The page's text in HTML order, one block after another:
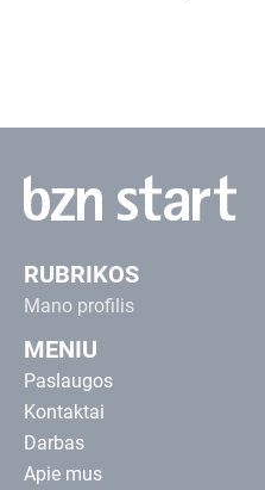
RUBRIKOS
Mano profilis
MENIU
Paslaugos
Kontaktai
Darbas
Apie mus